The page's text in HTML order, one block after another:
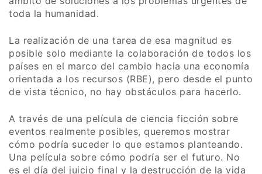
toda la humanidad.
La realización de una tarea de esa magnitud es
posible solo mediante la colaboración de todos los
países en el marco del cambio hacia una economía
orientada a los recursos (RBE), pero desde el punto
de vista técnico, no hay obstáculos para hacerlo.
A través de una película de ciencia ficción sobre
eventos realmente posibles, queremos mostrar
cómo podría suceder lo que estamos planteando.
Una película sobre cómo podría ser el futuro. No
es el día del juicio final y la destrucción de la vida